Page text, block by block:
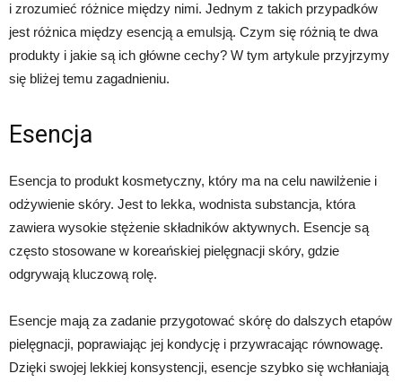
i zrozumieć różnice między nimi. Jednym z takich przypadków
jest różnica między esencją a emulsją. Czym się różnią te dwa
produkty i jakie są ich główne cechy? W tym artykule przyjrzymy
się bliżej temu zagadnieniu.
Esencja
Esencja to produkt kosmetyczny, który ma na celu nawilżenie i
odżywienie skóry. Jest to lekka, wodnista substancja, która
zawiera wysokie stężenie składników aktywnych. Esencje są
często stosowane w koreańskiej pielęgnacji skóry, gdzie
odgrywają kluczową rolę.
Esencje mają za zadanie przygotować skórę do dalszych etapów
pielęgnacji, poprawiając jej kondycję i przywracając równowagę.
Dzięki swojej lekkiej konsystencji, esencje szybko się wchłaniają